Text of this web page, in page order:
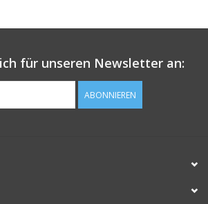
für unseren Newsletter an:
ABONNIEREN